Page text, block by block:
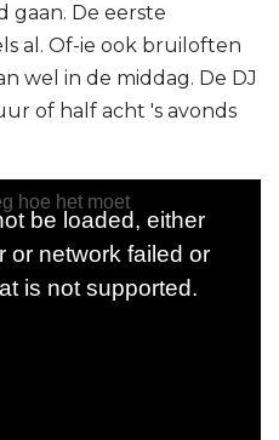
gaan. De eerste
al. Of-ie ook bruiloften
wel in de middag. De DJ
of half acht 's avonds